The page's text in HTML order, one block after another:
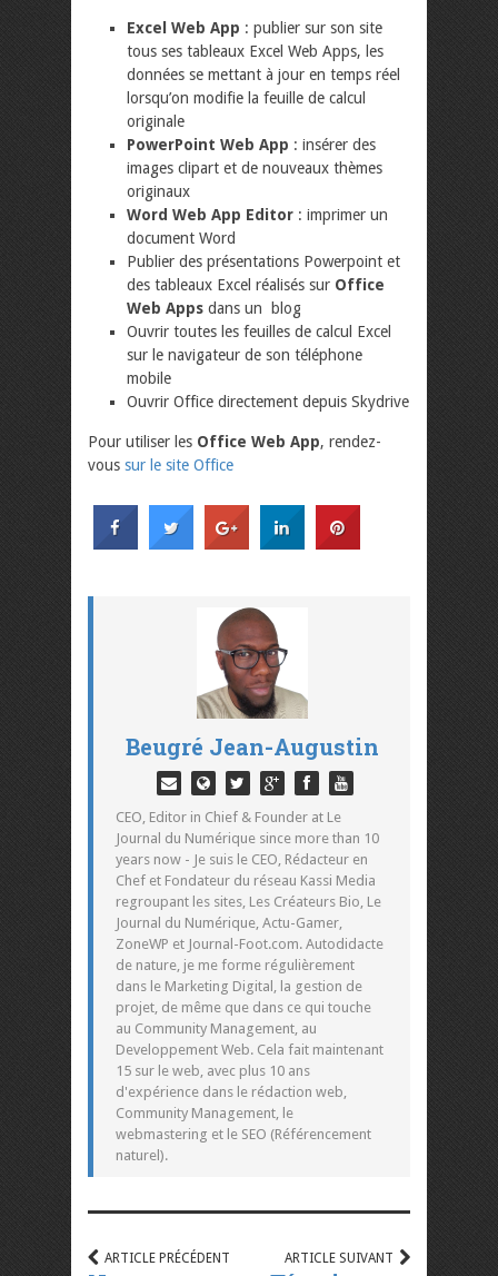
Excel Web App : publier sur son site
tous ses tableaux Excel Web Apps, les
données se mettant à jour en temps réel
lorsqu’on modifie la feuille de calcul
originale
PowerPoint Web App : insérer des
images clipart et de nouveaux thèmes
originaux
Word Web App Editor : imprimer un
document Word
Publier des présentations Powerpoint et
des tableaux Excel réalisés sur Office
Web Apps dans un blog
Ouvrir toutes les feuilles de calcul Excel
sur le navigateur de son téléphone
mobile
Ouvrir Office directement depuis Skydrive
Pour utiliser les Office Web App, rendez-
vous sur le site Office
Beugré Jean-Augustin
CEO, Editor in Chief & Founder at Le
Journal du Numérique since more than 10
years now - Je suis le CEO, Rédacteur en
Chef et Fondateur du réseau Kassi Media
regroupant les sites, Les Créateurs Bio, Le
Journal du Numérique, Actu-Gamer,
ZoneWP et Journal-Foot.com. Autodidacte
de nature, je me forme régulièrement
dans le Marketing Digital, la gestion de
projet, de même que dans ce qui touche
au Community Management, au
Developpement Web. Cela fait maintenant
15 sur le web, avec plus 10 ans
d'expérience dans le rédaction web,
Community Management, le
webmastering et le SEO (Référencement
naturel).
ARTICLE PRÉCÉDENT ARTICLE SUIVANT